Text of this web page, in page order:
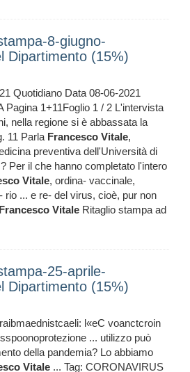
8-giugno-
Dipartimento (15%)
Quotidiano Data 08-06-2021
Pagina 1+11Foglio 1 / 2 L'intervista
nella regione si è abbassata la
11 Parla Francesco Vitale,
preventiva dell'Università di
Per il che hanno completato l'intero
Vitale, ordina- vaccinale,
rio ... e re- del virus, cioè, pur non
Francesco Vitale Ritaglio stampa ad
25-aprile-
Dipartimento (15%)
l«eC voanctcroin
... utilizzo può
della pandemia? Lo abbiamo
Vitale ... Tag: CORONAVIRUS